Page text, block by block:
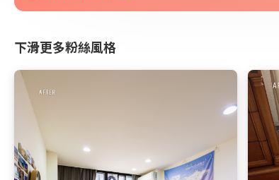
下滑更多粉絲風格